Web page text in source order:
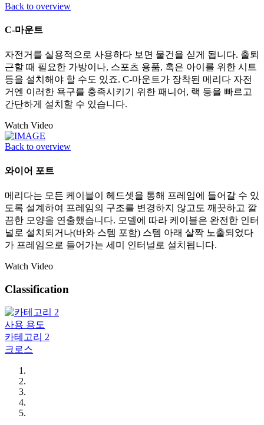
Back to overview
C-마운트
자전거를 실용적으로 사용하다 보면 물건을 싣게 됩니다. 출퇴
근할 때 필요한 가방이나, 스포츠 용품, 혹은 아이를 위한 시트
등을 설치해야 할 수도 있죠. C-마운트가 장착된 메리다 자전
거엔 이러한 욕구를 충족시키기 위한 패니어, 랙 등을 빠르고
간단하게 설치할 수 있습니다.
Watch Video
Back to overview
와이어 포트
메리다는 모든 케이블이 헤드셋을 통해 프레임에 들어갈 수 있
도록 설계하여 프레임의 구조를 변경하지 않고도 깨끗하고 깔
끔한 모양을 연출했습니다. 모델에 따라 케이블은 완전한 인터
널로 설치되거나(바와 스템 포함) 스템 아래 살짝 노출되었다
가 프레임으로 들어가는 세미 인터널로 설치됩니다.
Watch Video
Classification
사용 용도
카테고리 2
크로스